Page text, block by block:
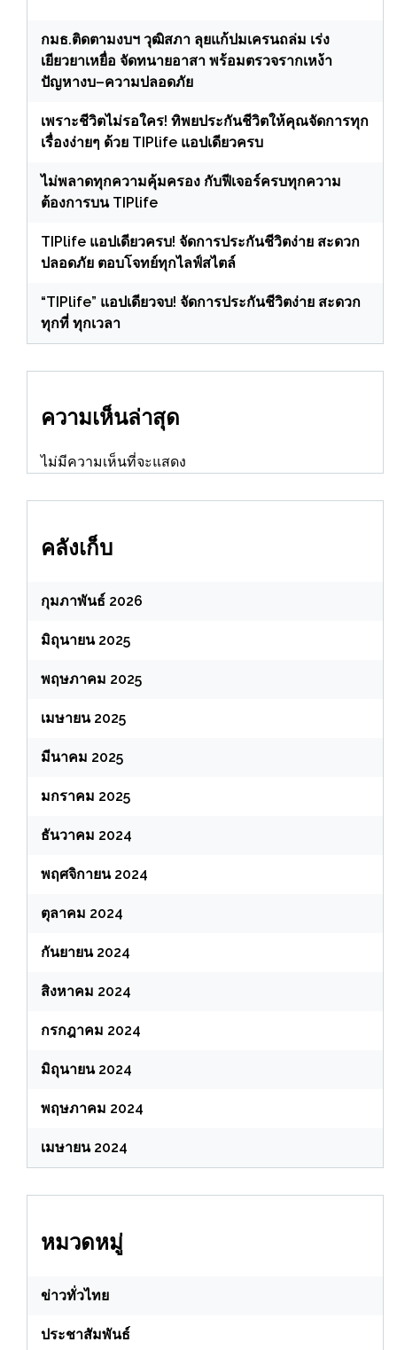
กมธ.ติดตามงบฯ วุฒิสภา ลุยแก้ปมเครนถล่ม เร่ง
เยียวยาเหยื่อ จัดทนายอาสา พร้อมตรวจรากเหง้า
ปัญหางบ–ความปลอดภัย
เพราะชีวิตไม่รอใคร! ทิพยประกันชีวิตให้คุณจัดการทุก
เรื่องง่ายๆ ด้วย TIPlife แอปเดียวครบ
ไม่พลาดทุกความคุ้มครอง กับฟีเจอร์ครบทุกความ
ต้องการบน TIPlife
TIPlife แอปเดียวครบ! จัดการประกันชีวิตง่าย สะดวก
ปลอดภัย ตอบโจทย์ทุกไลฟ์สไตล์
“TIPlife” แอปเดียวจบ! จัดการประกันชีวิตง่าย สะดวก
ทุกที่ ทุกเวลา
ความเห็นล่าสุด
ไม่มีความเห็นที่จะแสดง
คลังเก็บ
กุมภาพันธ์ 2026
มิถุนายน 2025
พฤษภาคม 2025
เมษายน 2025
มีนาคม 2025
มกราคม 2025
ธันวาคม 2024
พฤศจิกายน 2024
ตุลาคม 2024
กันยายน 2024
สิงหาคม 2024
กรกฎาคม 2024
มิถุนายน 2024
พฤษภาคม 2024
เมษายน 2024
หมวดหมู่
ข่าวทั่วไทย
ประชาสัมพันธ์